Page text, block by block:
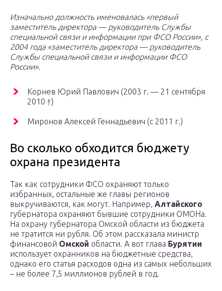
Изначально должность именовалась «первый
заместитель директора — руководитель Службы
специальной связи и информации при ФСО России», с
2004 года «заместитель директора — руководитель
Службы специальной связи и информации ФСО
России».
Корнев Юрий Павлович (2003 г. — 21 сентября
2010 †)
Миронов Алексей Геннадьевич (с 2011 г.)
Во сколько обходится бюджету
охрана президента
Так как сотрудники ФСО охраняют только
избранных, остальные же главы регионов
выкручиваются, как могут. Например, Алтайского
губернатора охраняют бывшие сотрудники ОМОНа.
На охрану губернатора Омской области из бюджета
не тратится ни рубля. Об этом рассказала министр
финансовой Омской области. А вот глава Бурятии
использует охранников на бюджетные средства,
однако его статья расходов одна из самых небольших
– не более 7,5 миллионов рублей в год.